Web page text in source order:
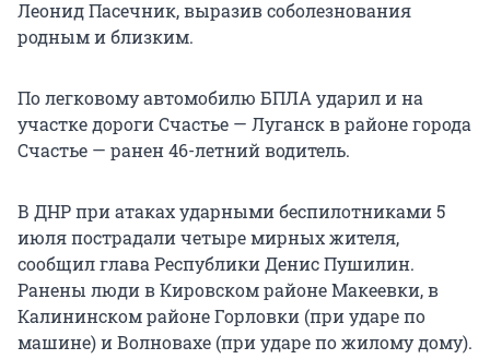
Леонид Пасечник, выразив соболезнования
родным и близким.
По легковому автомобилю БПЛА ударил и на
участке дороги Счастье — Луганск в районе города
Счастье — ранен 46-летний водитель.
В ДНР при атаках ударными беспилотниками 5
июля пострадали четыре мирных жителя,
сообщил глава Республики Денис Пушилин.
Ранены люди в Кировском районе Макеевки, в
Калининском районе Горловки (при ударе по
машине) и Волновахе (при ударе по жилому дому).